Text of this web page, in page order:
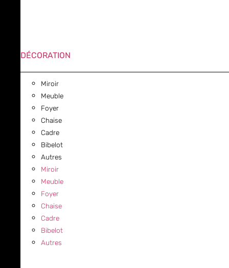
DÉCORATION
Miroir
Meuble
Foyer
Chaise
Cadre
Bibelot
Autres
Miroir
Meuble
Foyer
Chaise
Cadre
Bibelot
Autres